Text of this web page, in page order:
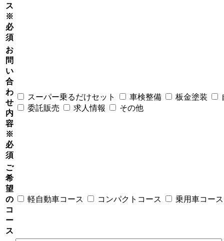
ス
※
必
須
お
問
い
合
わ
せ
内
容
※
必
須
スーパー乗るだけセット 車検整備 板金塗装
委託販売
求人情報 その他
ご
希
望
の
コ
ー
ス
軽自動車コース コンパクトコース 乗用車コース